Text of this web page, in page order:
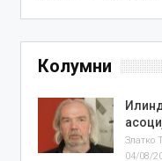
Колумни
04/08/